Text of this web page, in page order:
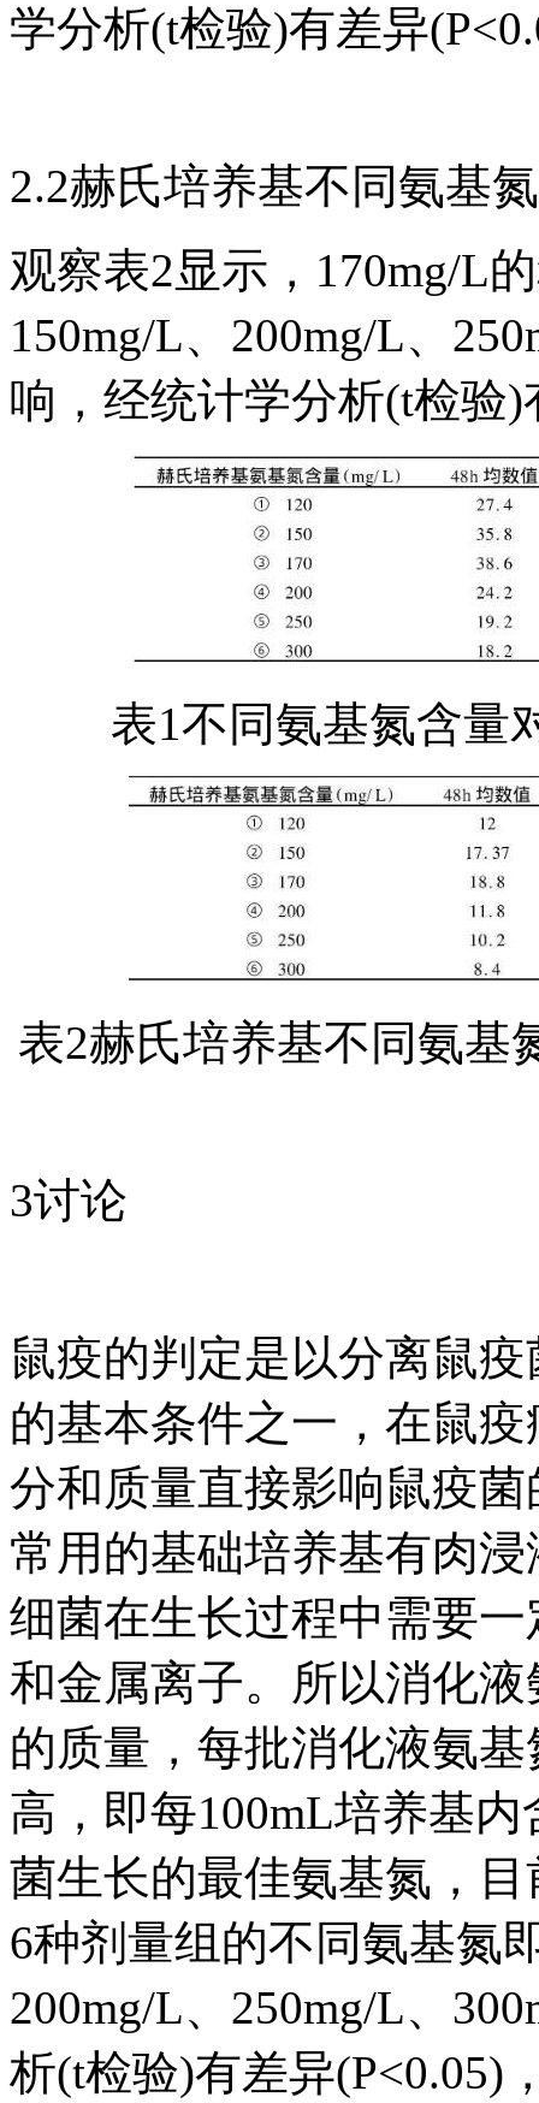
学分析(t检验)有差异
2.2赫氏培养基不同氨基
观察表2显示，170mg/L
150mg/L、200mg/L、
响，经统计学分析(t检验)
表1不同氨基氮含量
表2赫氏培养基不同氨基
3讨论
鼠疫的判定是以分离鼠
的基本条件之一，在鼠
分和质量直接影响鼠疫
常用的基础培养基有肉
细菌在生长过程中需要
和金属离子。所以消化
的质量，每批消化液氨
高，即每100mL培养基
菌生长的最佳氨基氮，
6种剂量组的不同氨基氮
200mg/L、250mg/L、
析(t检验)有差异(P<0.05)